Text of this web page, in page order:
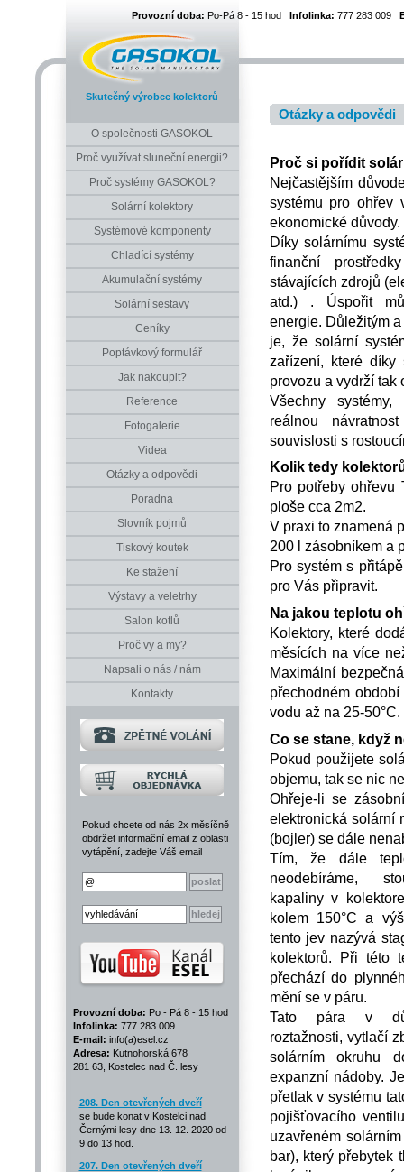
Provozní doba: Po-Pá 8 - 15 hod Infolinka: 777 283 009
Skutečný výrobce kolektorů
O společnosti GASOKOL
Proč využívat sluneční energii?
Proč systémy GASOKOL?
Solární kolektory
Systémové komponenty
Chladící systémy
Akumulační systémy
Solární sestavy
Ceníky
Poptávkový formulář
Jak nakoupit?
Reference
Fotogalerie
Videa
Otázky a odpovědi
Poradna
Slovník pojmů
Tiskový koutek
Ke stažení
Výstavy a veletrhy
Salon kotlů
Proč vy a my?
Napsali o nás / nám
Kontakty
Pokud chcete od nás 2x měsíčně
obdržet informační email z oblasti
vytápění, zadejte Váš email
Provozní doba: Po - Pá 8 - 15 hod
Infolinka: 777 283 009
E-mail: info(a)esel.cz
Adresa: Kutnohorská 678
281 63, Kostelec nad Č. lesy
208. Den otevřených dveří
se bude konat v Kostelci nad
Černými lesy dne 13. 12. 2020 od
9 do 13 hod.
207. Den otevřených dveří
Otázky a odpovědi
Proč si pořídit
Nejčastějším
systému pro ohřev
ekonomické důvody.
Díky solárnímu
finanční
stávajících zdrojů
atd.) . Úspořit
energie. Důležitým
je, že solární
zařízení, které
provozu a vydrží tak
Všechny
reálnou
souvislosti s
Kolik tedy
Pro potřeby
ploše cca 2m2.
V praxi to znamená
200 l zásobníkem a
Pro systém s
pro Vás připravit.
Na jakou teplotu
Kolektory, které
měsících na více
Maximální
přechodném
vodu až na 25-
Co se stane, když
Pokud použijete
objemu, tak se nic
Ohřeje-li se
elektronická solární
(bojler) se dále
Tím, že dále
neodebíráme,
kapaliny v
kolem 150°C a
tento jev nazývá
kolektorů. Při této
přechází do
mění se v páru.
Tato pára v
roztažnosti, vytlačí
solárním okruhu
expanzní nádoby.
přetlak v systému
pojišťovacího
uzavřeném
bar), který přebytek